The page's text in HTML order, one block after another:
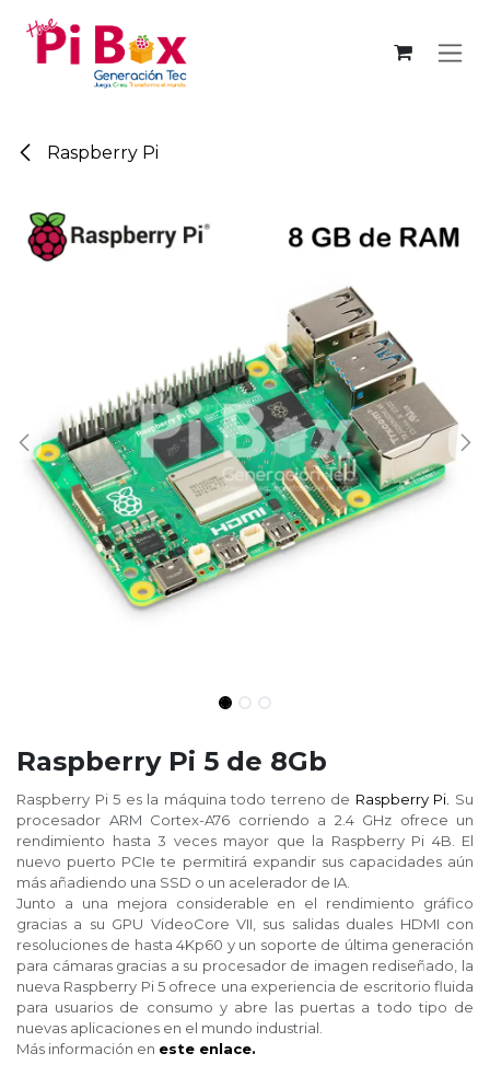
Raspberry Pi
Raspberry Pi 5 de 8Gb
Raspberry Pi 5 es la máquina todo terreno de Raspberry Pi. Su
procesador ARM Cortex-A76 corriendo a 2.4 GHz ofrece un
rendimiento hasta 3 veces mayor que la Raspberry Pi 4B. El
nuevo puerto PCIe te permitirá expandir sus capacidades aún
más añadiendo una SSD o un acelerador de IA.
Junto a una mejora considerable en el rendimiento gráfico
gracias a su GPU VideoCore VII, sus salidas duales HDMI con
resoluciones de hasta 4Kp60 y un soporte de última generación
para cámaras gracias a su procesador de imagen rediseñado, la
nueva Raspberry Pi 5 ofrece una experiencia de escritorio fluida
para usuarios de consumo y abre las puertas a todo tipo de
nuevas aplicaciones en el mundo industrial.
Más información en este enlace.